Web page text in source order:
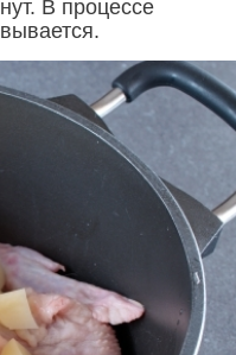
В процессе